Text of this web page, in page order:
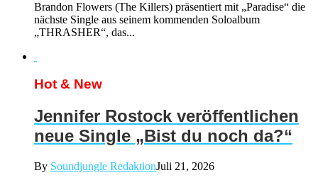
Brandon Flowers (The Killers) präsentiert mit „Paradise“ die
nächste Single aus seinem kommenden Soloalbum
„THRASHER“, das...
Hot & New
Jennifer Rostock veröffentlichen
neue Single „Bist du noch da?“
By Soundjungle RedaktionJuli 21, 2026